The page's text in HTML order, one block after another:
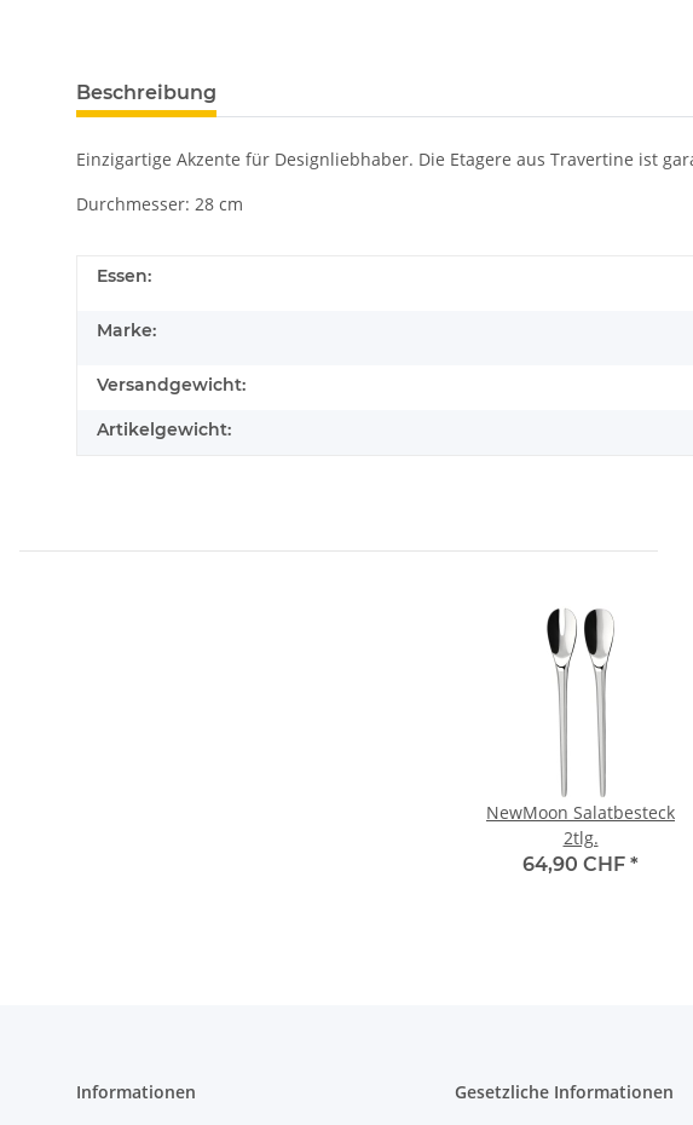
Beschreibung
Einzigartige Akzente für Designliebhaber. Die Etagere aus Travertine ist
Durchmesser: 28 cm
Essen:
Marke:
Versandgewicht:
Artikelgewicht:
NewMoon Salatbesteck
2tlg.
64,90 CHF *
Informationen Gesetzliche Informationen